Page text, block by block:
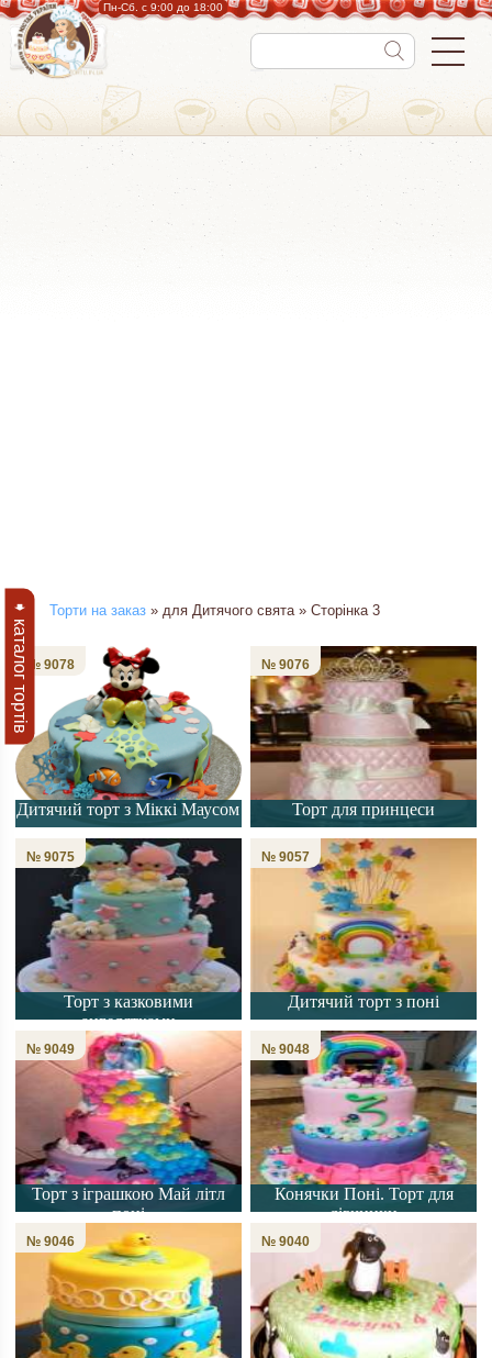
Пн-Cб. с 9:00 до 18:00
Торти на заказ » для Дитячого свята » Сторінка 3
Дитячий торт з Міккі Маусом
№ 9078
Торт для принцеси
№ 9076
Торт з казковими
ангелятками
№ 9075
Дитячий торт з поні
№ 9057
Торт з іграшкою Май літл
поні
№ 9049
Конячки Поні. Торт для
дівчинки
№ 9048
№ 9046 № 9040
➧ каталог тортів